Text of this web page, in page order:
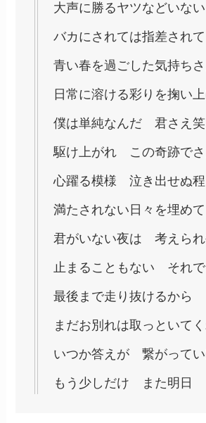
大声に勝るヤツなどいない
バカにされては指差されて
青い春を過ごした気持ちさ
日常に溶ける彩りを掬い
僕は単純なんだ 君さえ
駆け上がれ この奇跡でさ
心躍る模様 泣き出せぬ程
満たされない日々を埋めて
君がいない夜は 考えられ
止まることもない それ
最後まで走り抜けるから
まだお別れは取っといて
いつか答えが 繋がってい
もう少しだけ また明日